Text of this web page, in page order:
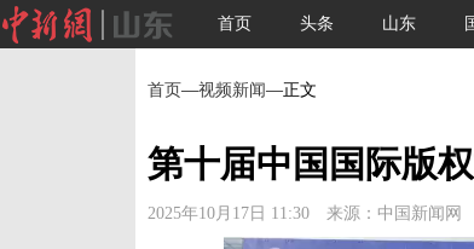
首页 头条 山东
首页—视频新闻—正文
第十届中国国际版
2025年10月17日 11:30 来源：中国新闻网